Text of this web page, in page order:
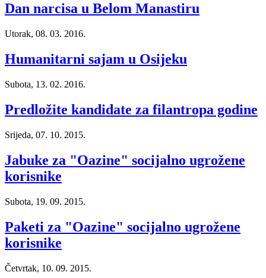
Dan narcisa u Belom Manastiru
Utorak, 08. 03. 2016.
Humanitarni sajam u Osijeku
Subota, 13. 02. 2016.
Predložite kandidate za filantropa godine
Srijeda, 07. 10. 2015.
Jabuke za "Oazine" socijalno ugrožene
korisnike
Subota, 19. 09. 2015.
Paketi za "Oazine" socijalno ugrožene
korisnike
Četvrtak, 10. 09. 2015.